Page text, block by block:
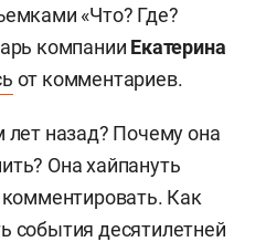
«Что? Где?
компании Екатерина
от комментариев.
назад? Почему она
Она хайпануть
Как
события десятилетней